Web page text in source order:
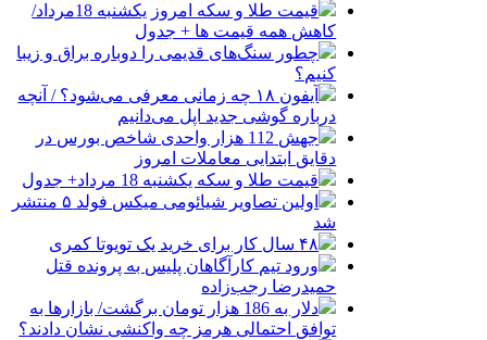
قیمت طلا و سکه امروز یکشنبه 18مرداد/
کاهش همه قیمت ها + جدول
چطور سنگ‌های قدیمی را دوباره براق و زیبا
کنیم؟
آیفون ۱۸ چه زمانی معرفی می‌شود؟ / آنچه
درباره گوشی جدید اپل می‌دانیم
جهش 112 هزار واحدی شاخص بورس در
دقایق ابتدایی معاملات امروز
قیمت طلا و سکه یکشنبه 18 مرداد+ جدول
اولین تصاویر شیائومی میکس فولد ۵ منتشر
شد
۴۸ سال کار برای خرید یک تویوتا کمری
ورود تیم کارآگاهان پلیس به پرونده قتل
حمیدرضا رجب‌زاده
دلار به 186 هزار تومان برگشت/ بازارها به
توافق احتمالی هرمز چه واکنشی نشان دادند؟